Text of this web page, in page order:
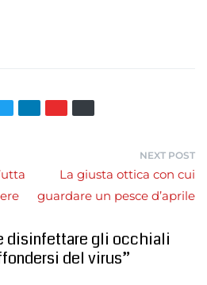
NEXT POST
La giusta ottica con cui
guardare un pesce d’aprile
disinfettare gli occhiali
del virus”